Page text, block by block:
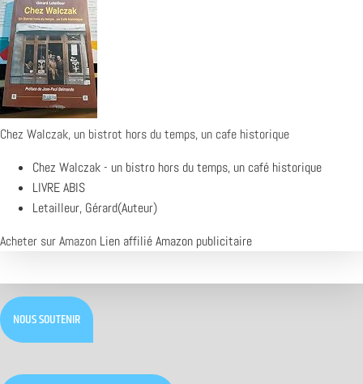
Chez Walczak, un bistrot hors du temps, un cafe historique
Chez Walczak - un bistro hors du temps, un café historique
LIVRE ABIS
Letailleur, Gérard(Auteur)
Acheter sur Amazon Lien affilié Amazon publicitaire
NOUS SOUTENIR